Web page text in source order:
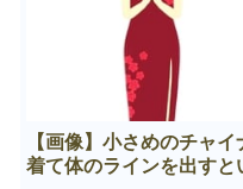
【画像】小さめのチャイ
着て体のラインを出すと